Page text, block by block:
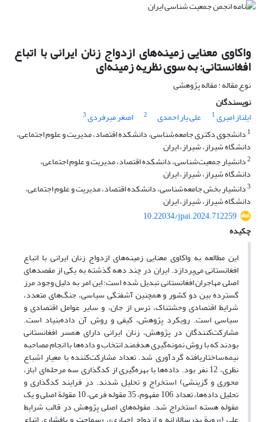
واکاوی معنایی زمینه‌های ازدواج زنان ایرانی با اتباع
افغانستانی: به سوی نظریه زمینه‌ای
نوع مقاله : مقاله پژوهشی
نویسندگان
ایلناز امیری1 علی یار احمدی 2 اصغر میرفردی3
1 دانشجوی دکتری جامعه‌شناسی، دانشکده اقتصاد، مدیریت و علوم اجتماعی،
دانشگاه شیراز، شیراز، ایران
2دانشیار جمعیت‌شناسی، دانشکده اقتصاد، مدیریت و علوم اجتماعی،
دانشگاه شیراز، شیراز، ایران
3دانشیار بخش جامعه‌شناسی، دانشکده اقتصاد، مدیریت و علوم اجتماعی،
دانشگاه شیراز، شیراز، ایران
10.22034/jpai.2024.712259
چکیده
این مطالعه به واکاوی معنایی زمینه‌های ازدواج زنان ایرانی با اتباع
افغانستانی می‌پردازد. ایران در چند دهه گذشته به یکی از مقصدهای
اصلی مهاجران افغانستانی تبدیل شده است؛ این امر به دلیل وجود مرز
گسترده بین دو کشور و همچنین آشفتگی سیاسی، جنگ‌های متعدد،
شرایط اقتصادی وحشتناک، ترس از جان، و سایر عوامل اقتصادی و
سیاسی است. رویکرد پژوهش، کیفی و روش آن داده‌بنیاد است.
مشارکت‌کنندگان در پژوهش، زنان ایرانی دارای همسر افغانستانی
بودند که با روش نمونه‌گیری هدفمند انتخاب و داده‌ها با انجام مصاحبه
نیمه‌ساختاریافته گردآوری شد. تعداد مشارکت‌کننده با معیار اشباع
نظری، 12 نفر بود. داده‌ها با بهره‌گیری از کدگذاری سه مرحله‌ای (باز،
محوری و گزینشی) استخراج و تحلیل شدند. در فرایند کدگذاری و
تحلیل داده‌ها، تعداد 106 مفهوم، 35 مقوله فرعی، 10 مقولة اصلی و یک
مقوله هسته استخراج شد. مقوله‌های اصلی پژوهش در قالب شرایط